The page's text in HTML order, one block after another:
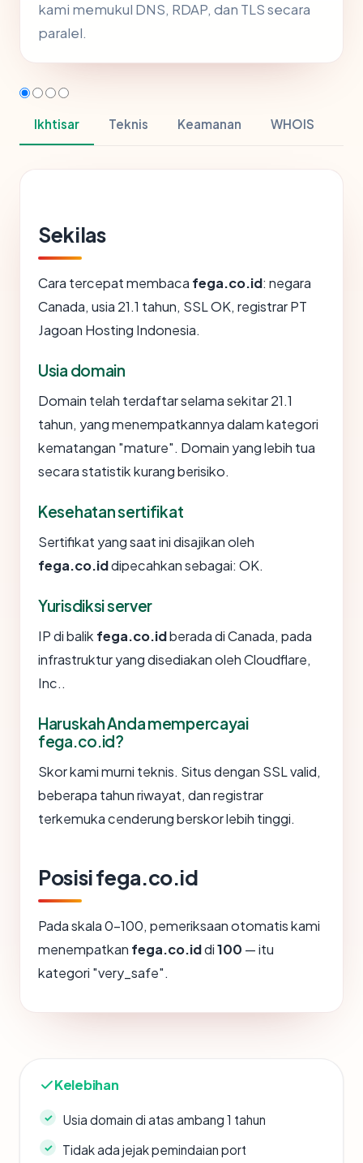
kami memukul DNS, RDAP, dan TLS secara
paralel.
Ikhtisar Teknis Keamanan WHOIS
Sekilas
Cara tercepat membaca fega.co.id: negara
Canada, usia 21.1 tahun, SSL OK, registrar PT
Jagoan Hosting Indonesia.
Usia domain
Domain telah terdaftar selama sekitar 21.1
tahun, yang menempatkannya dalam kategori
kematangan "mature". Domain yang lebih tua
secara statistik kurang berisiko.
Kesehatan sertifikat
Sertifikat yang saat ini disajikan oleh
fega.co.iddipecahkan sebagai: OK.
Yurisdiksi server
IP di balik fega.co.idberada di Canada, pada
infrastruktur yang disediakan oleh Cloudflare,
Inc..
Haruskah Anda mempercayai
fega.co.id?
Skor kami murni teknis. Situs dengan SSL valid,
beberapa tahun riwayat, dan registrar
terkemuka cenderung berskor lebih tinggi.
Posisi fega.co.id
Pada skala 0-100, pemeriksaan otomatis kami
menempatkan fega.co.iddi100 — itu
kategori "very_safe".
Kelebihan
Usia domain di atas ambang 1 tahun
Tidak ada jejak pemindaian port